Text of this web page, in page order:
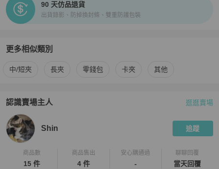
90 天仿品退貨
出貨錄影、防掉換封條、雙重防護包裝
更多相似類別
更多Chanel 女士錢包 / 小皮件相似商品推薦
中/短夾 長夾 零錢包 卡夾 其他
認識賣場主人
PopChill 拍拍圈嚴選賣家
逛逛賣場
Shin 追蹤
商品數
15 件
商品售出
4 件
安心購通過
-
聊聊回覆
當天回覆